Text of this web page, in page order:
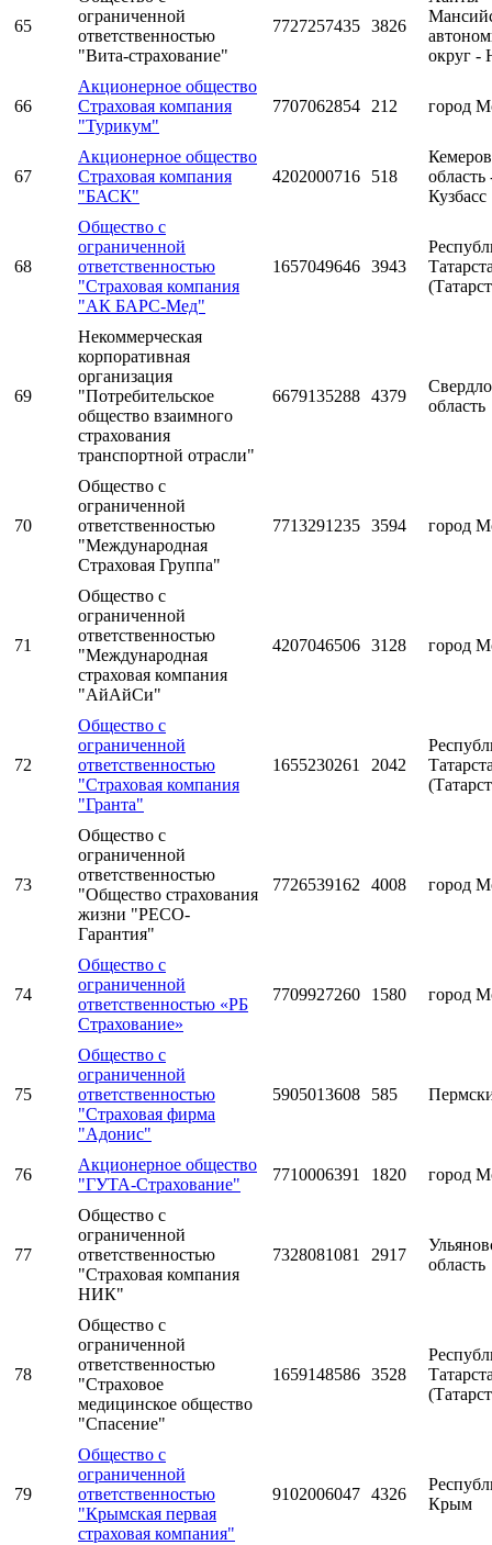
65
ограниченной
ответственностью
"Вита-страхование"
7727257435 3826
округ -
66
Акционерное общество
Страховая компания
"Турикум"
7707062854 212 город
67
Акционерное общество
Страховая компания
"БАСК"
4202000716 518
область
Кузбасс
68
Общество с
ограниченной
ответственностью
"Страховая компания
"АК БАРС-Мед"
1657049646 3943
69
Некоммерческая
корпоративная
организация
"Потребительское
общество взаимного
страхования
транспортной отрасли"
6679135288 4379
область
70
Общество с
ограниченной
ответственностью
"Международная
Страховая Группа"
7713291235 3594 город
71
Общество с
ограниченной
ответственностью
"Международная
страховая компания
"АйАйСи"
4207046506 3128 город
72
Общество с
ограниченной
ответственностью
"Страховая компания
"Гранта"
1655230261 2042
73
Общество с
ограниченной
ответственностью
"Общество страхования
жизни "РЕСО-
Гарантия"
7726539162 4008 город
74
Общество с
ограниченной
ответственностью «РБ
Страхование»
7709927260 1580 город
75
Общество с
ограниченной
ответственностью
"Страховая фирма
"Адонис"
5905013608 585
76
Акционерное общество
"ГУТА-Страхование"
7710006391 1820 город
77
Общество с
ограниченной
ответственностью
"Страховая компания
НИК"
7328081081 2917
область
78
Общество с
ограниченной
ответственностью
"Страховое
медицинское общество
"Спасение"
1659148586 3528
79
Общество с
ограниченной
ответственностью
"Крымская первая
страховая компания"
9102006047 4326
Крым